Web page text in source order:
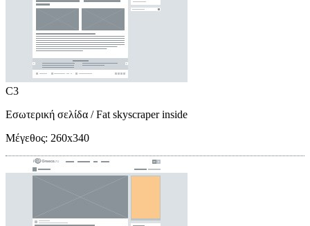
C3
Εσωτερική σελίδα / Fat skyscraper inside
Μέγεθος: 260x340